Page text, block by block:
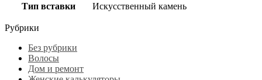
Тип вставки Искусственный камень
Рубрики
Без рубрики
Волосы
Дом и ремонт